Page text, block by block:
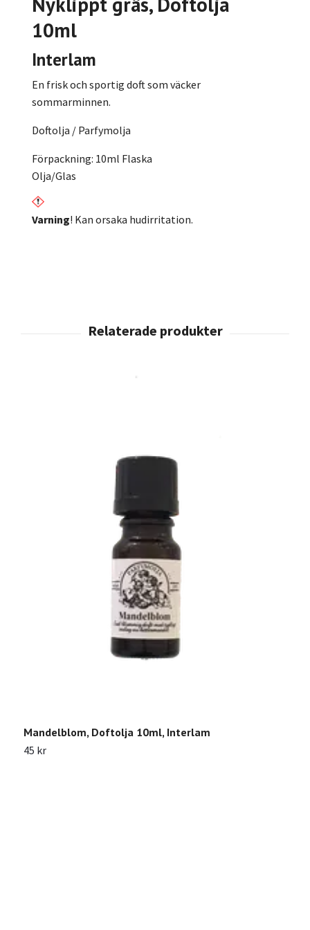
10ml
Interlam
En frisk och sportig doft som väcker
sommarminnen.
Doftolja / Parfymolja
Förpackning: 10ml Flaska
Olja/Glas
Varning! Kan orsaka hudirritation.
Mandelblom, Doftolja 10ml, Interlam
45 kr